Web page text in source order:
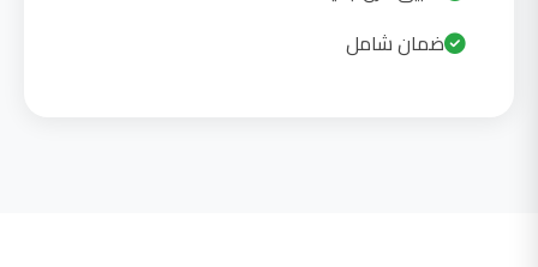
ضمان شامل